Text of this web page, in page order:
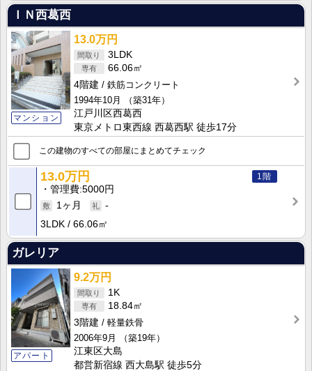
ＩＮ西葛西
マンション
13.0万円
3LDK
66.06㎡
4階建
鉄筋コンクリート
1994年10月
（築31年）
江戸川区西葛西
東京メトロ東西線 西葛西駅 徒歩17分
この建物のすべての部屋にまとめてチェック
1階
13.0万円
管理費 5000円
1ヶ月
-
3LDK
66.06㎡
ガレリア
アパート
9.2万円
1K
18.84㎡
3階建
軽量鉄骨
2006年9月
（築19年）
江東区大島
都営新宿線 西大島駅 徒歩5分